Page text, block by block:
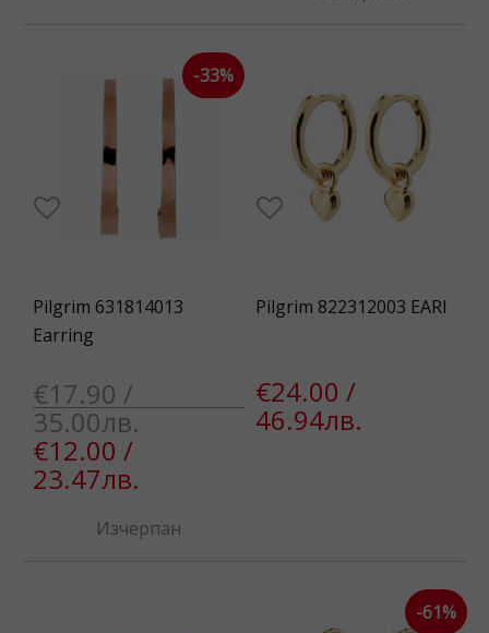
Pilgrim 631814013
Earring
€17.90 /
35.00лв.
€12.00 /
23.47лв.
Изчерпан
-33%
Pilgrim 822312003 EARI
€24.00 /
46.94лв.
-61%